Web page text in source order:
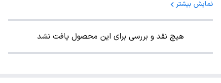
نمایش بیشتر
هیچ نقد و بررسی برای این محصول یافت نشد